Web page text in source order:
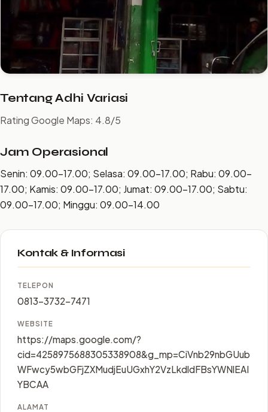
Tentang Adhi Variasi
Rating Google Maps: 4.8/5
Jam Operasional
Senin: 09.00–17.00; Selasa: 09.00–17.00; Rabu: 09.00–
17.00; Kamis: 09.00–17.00; Jumat: 09.00–17.00; Sabtu:
09.00–17.00; Minggu: 09.00–14.00
Kontak & Informasi
TELEPON
0813-3732-7471
WEBSITE
https://maps.google.com/?
cid=4258975688305338908&g_mp=CiVnb29nbGUub
WFwcy5wbGFjZXMudjEuUGxhY2VzLkdldFBsYWNlEAI
YBCAA
ALAMAT